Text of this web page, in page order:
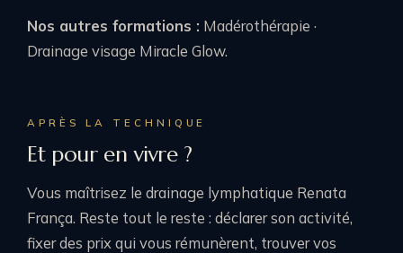
Nos autres formations : Madérothérapie ·
Drainage visage Miracle Glow.
APRÈS LA TECHNIQUE
Et pour en vivre ?
Vous maîtrisez le drainage lymphatique Renata
França. Reste tout le reste : déclarer son activité,
fixer des prix qui vous rémunèrent, trouver vos